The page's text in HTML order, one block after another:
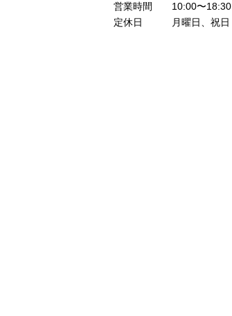
営業時間 10:00〜18:30
定休日 月曜日、祝日